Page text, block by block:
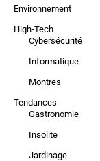
Environnement
High-Tech
Cybersécurité
Informatique
Montres
Tendances
Gastronomie
Insolite
Jardinage